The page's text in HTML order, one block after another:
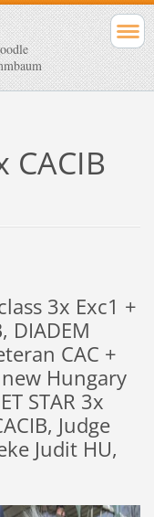
CACIB
3x Exc1 +
DIADEM
CAC +
new Hungary
STAR 3x
Judge
Judit HU,